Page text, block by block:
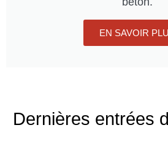
EN SAVOIR
Dernières entrées